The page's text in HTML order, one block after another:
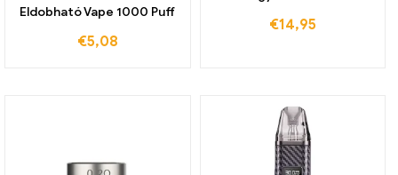
Eldobható Vape 1000 Puff
€5,08
€14,95